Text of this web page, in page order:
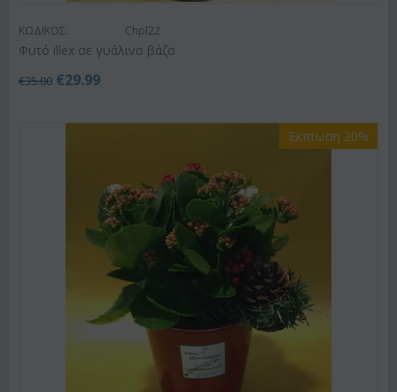
ΚΩΔΙΚΟΣ: Chpl22
Φυτό illex σε γυάλινο βάζο
€35.00 €29.99
Έκπτωση 20%